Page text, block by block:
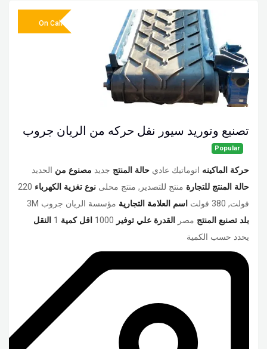
تصنيع وتوريد سيور نقل حركه من الريان جروب
Popular
حركة الماكينه اتوماتيك عادي حالة المنتج جديد مصنوع من الحديد
حالة المنتج للتجارة منتج للتصدير, منتج محلى نوع تغزية الكهرباء 220
فولت, 380 فولت
اسم العلامة التجارية مؤسسة الريان جروب 3M
بلد تصنبع المنتج مصر القدرة علي توفير 1000 اقل كمية 1 النقل
يحدد حسب الكمية
On Call